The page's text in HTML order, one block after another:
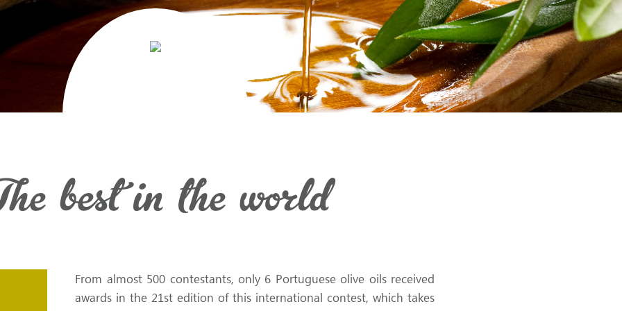
best in the world
From almost 500 contestants, only 6 Portuguese olive oils received
awards in the 21st edition of this international contest, which takes